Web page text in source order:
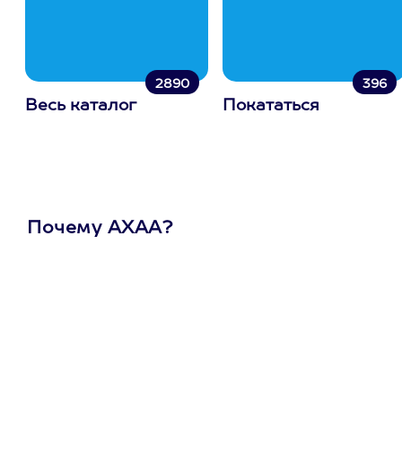
2890
Весь каталог
396
Покататься
Почему АХАА?